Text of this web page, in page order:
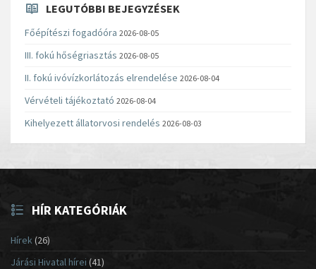
LEGUTÓBBI BEJEGYZÉSEK
Főépítészi fogadóóra 2026-08-05
III. fokú hőségriasztás 2026-08-05
II. fokú ivóvízkorlátozás elrendelése 2026-08-04
Vérvételi tájékoztató 2026-08-04
Kihelyezett állatorvosi rendelés 2026-08-03
HÍR KATEGÓRIÁK
Hírek(26)
Járási Hivatal hírei (41)